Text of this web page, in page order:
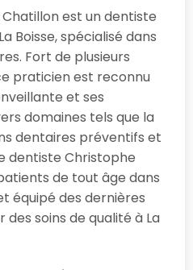
est un dentiste
Boisse, spécialisé dans
Fort de plusieurs
praticien est reconnu
et ses
domaines tels que la
dentaires préventifs et
dentiste Christophe
de tout âge dans
équipé des dernières
soins de qualité à La